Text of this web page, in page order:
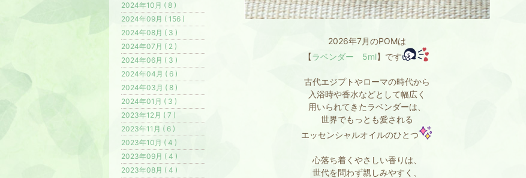
2026年7月のPOMは
【ラベンダー 5ml】です
古代エジプトやローマの時代から
入浴時や香水などとして幅広く
用いられてきたラベンダーは、
世界でもっとも愛される
エッセンシャルオイルのひとつ
心落ち着くやさしい香りは、
世代を問わず親しみやすく、
2024年10月 ( 8 )
2024年09月 ( 156 )
2024年08月 ( 3 )
2024年07月 ( 2 )
2024年06月 ( 3 )
2024年04月 ( 6 )
2024年03月 ( 8 )
2024年01月 ( 3 )
2023年12月 ( 7 )
2023年11月 ( 6 )
2023年10月 ( 4 )
2023年09月 ( 4 )
2023年08月 ( 4 )